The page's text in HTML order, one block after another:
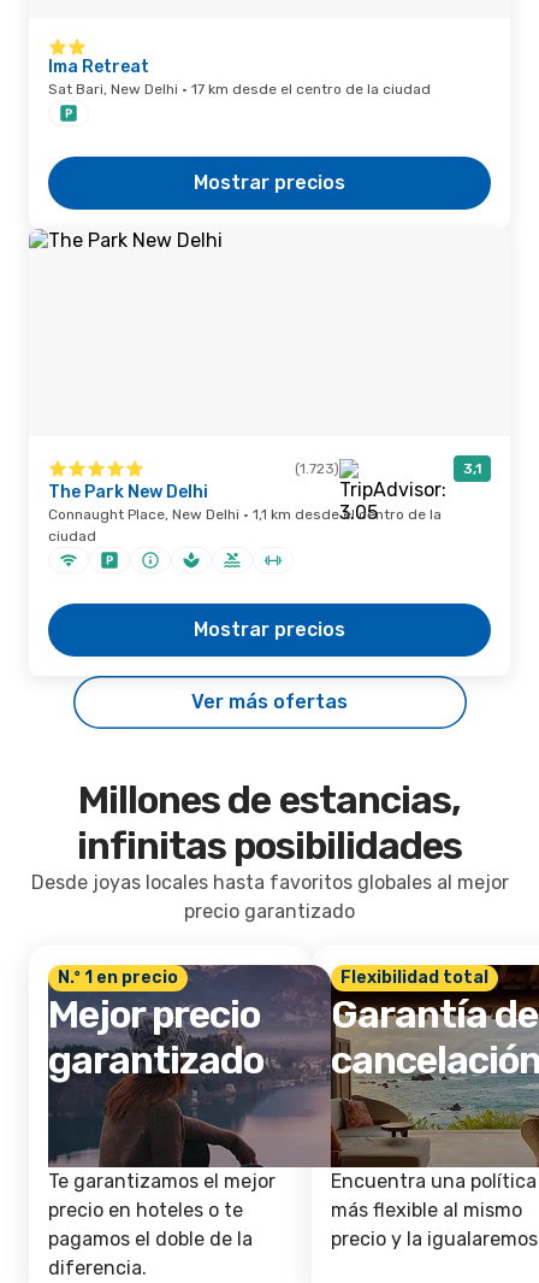
Ima Retreat
Sat Bari, New Delhi · 17 km desde el centro de la ciudad
Mostrar precios
(1.723) 3,1
The Park New Delhi
Connaught Place, New Delhi · 1,1 km desde el centro de la
ciudad
Mostrar precios
Ver más ofertas
Millones de estancias,
infinitas posibilidades
Desde joyas locales hasta favoritos globales al mejor
precio garantizado
N.º 1 en precio
Mejor precio
garantizado
Te garantizamos el mejor
precio en hoteles o te
pagamos el doble de la
diferencia.
Flexibilidad total
Garantía de
Encuentra una política
más flexible al mismo
precio y la